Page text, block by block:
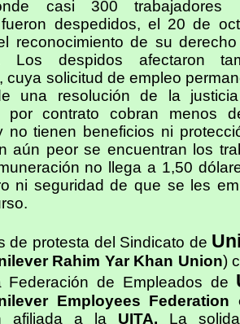
casi 300 trabajadores
despedidos, el 20 de
reconocimiento de su
Los despidos afectaron
cuya solicitud de empleo
una resolución de la
por contrato cobran menos
no tienen beneficios ni
aún peor se encuentran los
no llega a 1,50
ni seguridad de que se les
de protesta del Sindicato de
Rahim Yar Khan Union)
de Empleados de
Employees Federation
afiliada a la UITA. La